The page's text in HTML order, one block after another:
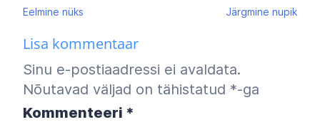
Navigeerimine
Eelmine nüks Järgmine nupik
Lisa kommentaar
Sinu e-postiaadressi ei avaldata.
Nõutavad väljad on tähistatud *-ga
Kommenteeri *